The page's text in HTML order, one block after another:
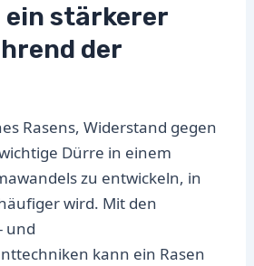
ein stärkerer
der
Rasens, Widerstand gegen
Dürre in einem
zu entwickeln, in
wird. Mit den
und
kann ein Rasen